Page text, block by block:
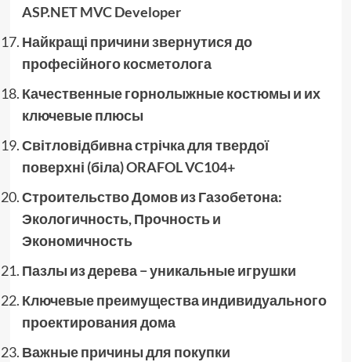
ASP.NET MVC Developer
Найкращі причини звернутися до
професійного косметолога
Качественные горнолыжные костюмы и их
ключевые плюсы
Світловідбивна стрічка для твердої
поверхні (біла) ORAFOL VC104+
Строительство Домов из Газобетона:
Экологичность, Прочность и
Экономичность
Пазлы из дерева − уникальные игрушки
Ключевые преимущества индивидуального
проектирования дома
Важные причины для покупки